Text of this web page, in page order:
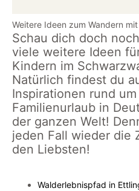
Weitere Ideen zum Wandern
Schau dich doch
viele weitere Ideen
Kindern im
Natürlich findest du
Inspirationen rund
Familienurlaub in
der ganzen Welt!
jeden Fall wieder die
den Liebsten!
Walderlebnispfad in